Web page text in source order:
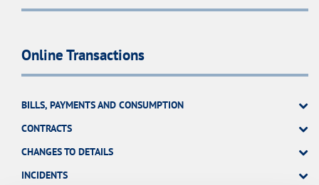
Online Transactions
BILLS, PAYMENTS AND CONSUMPTION
CONTRACTS
CHANGES TO DETAILS
INCIDENTS